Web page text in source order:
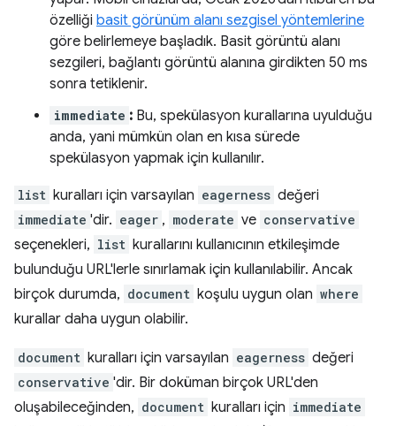
özelliği basit görünüm alanı sezgisel yöntemlerine
göre belirlemeye başladık. Basit görüntü alanı
sezgileri, bağlantı görüntü alanına girdikten 50 ms
sonra tetiklenir.
immediate : Bu, spekülasyon kurallarına uyulduğu
anda, yani mümkün olan en kısa sürede
spekülasyon yapmak için kullanılır.
list kuralları için varsayılan eagerness değeri
immediate 'dir. eager , moderate ve conservative
seçenekleri, list kurallarını kullanıcının etkileşimde
bulunduğu URL'lerle sınırlamak için kullanılabilir. Ancak
birçok durumda, document koşulu uygun olan where
kurallar daha uygun olabilir.
document kuralları için varsayılan eagerness değeri
conservative 'dir. Bir doküman birçok URL'den
oluşabileceğinden, document kuralları için immediate